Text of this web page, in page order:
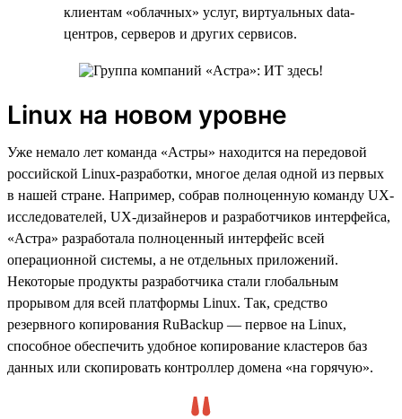
клиентам «облачных» услуг, виртуальных data-
центров, серверов и других сервисов.
Linux на новом уровне
Уже немало лет команда «Астры» находится на передовой
российской Linux-разработки, многое делая одной из первых
в нашей стране. Например, собрав полноценную команду UX-
исследователей, UX-дизайнеров и разработчиков интерфейса,
«Астра» разработала полноценный интерфейс всей
операционной системы, а не отдельных приложений.
Некоторые продукты разработчика стали глобальным
прорывом для всей платформы Linux. Так, средство
резервного копирования RuBackup — первое на Linux,
способное обеспечить удобное копирование кластеров баз
данных или скопировать контроллер домена «на горячую».